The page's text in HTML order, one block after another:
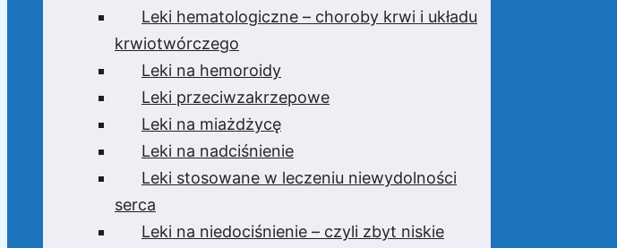
Leki hematologiczne – choroby krwi i układu
krwiotwórczego
Leki na hemoroidy
Leki przeciwzakrzepowe
Leki na miażdżycę
Leki na nadciśnienie
Leki stosowane w leczeniu niewydolności
serca
Leki na niedociśnienie – czyli zbyt niskie